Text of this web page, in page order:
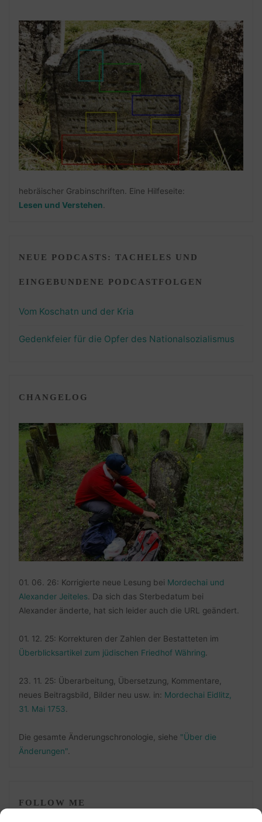
hebräischer Grabinschriften. Eine Hilfeseite:
Lesen und Verstehen.
NEUE PODCASTS: TACHELES UND
EINGEBUNDENE PODCASTFOLGEN
Vom Koschatn und der Kria
Gedenkfeier für die Opfer des Nationalsozialismus
CHANGELOG
01. 06. 26: Korrigierte neue Lesung bei Mordechai und
Alexander Jeiteles . Da sich das Sterbedatum bei
Alexander änderte, hat sich leider auch die URL geändert.
01. 12. 25: Korrekturen der Zahlen der Bestatteten im
Überblicksartikel zum jüdischen Friedhof Währing
23. 11. 25: Überarbeitung, Übersetzung, Kommentare,
neues Beitragsbild, Bilder neu usw. in: Mordechai Eidlitz,
31. Mai 1753
Die gesamte Änderungschronologie, siehe "Über die
Änderungen".
FOLLOW ME